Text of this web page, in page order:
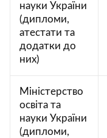
науки України
(дипломи,
атестати та
додатки до
них)
Міністерство
освіта та
науки України
(дипломи,